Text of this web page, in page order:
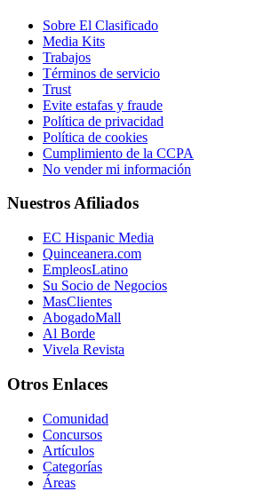
Sobre El Clasificado
Media Kits
Trabajos
Términos de servicio
Trust
Evite estafas y fraude
Política de privacidad
Política de cookies
Cumplimiento de la CCPA
No vender mi información
Nuestros Afiliados
EC Hispanic Media
Quinceanera.com
EmpleosLatino
Su Socio de Negocios
MasClientes
AbogadoMall
Al Borde
Vivela Revista
Otros Enlaces
Comunidad
Concursos
Artículos
Categorías
Áreas